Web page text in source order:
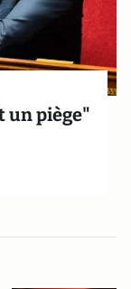
un piège"